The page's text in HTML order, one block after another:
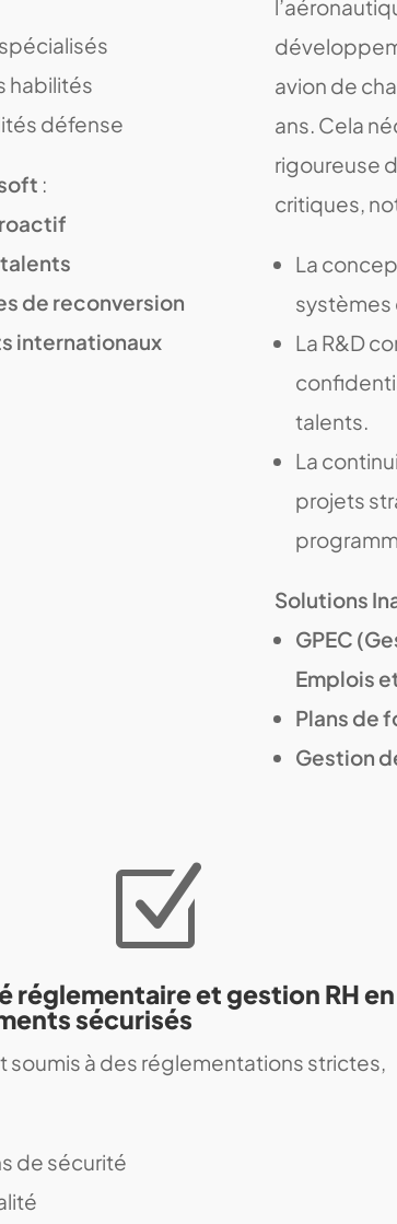
habilités
défense
:
de reconversion
internationaux
avion de
ans. Cela
rigoureuse
critiques,
La
systèmes
La R&D
talents.
La
projets
Solutions
GPEC
Emplois
Plans de
Gestion
Z
réglementaire et gestion RH en
sécurisés
soumis à des réglementations strictes,
de sécurité